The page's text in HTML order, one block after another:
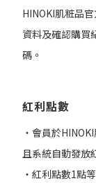
HINOKI肌粧品
資料及確認購買
碼。
紅利點數
‧會員於
且系統自動發放
‧紅利點數1點